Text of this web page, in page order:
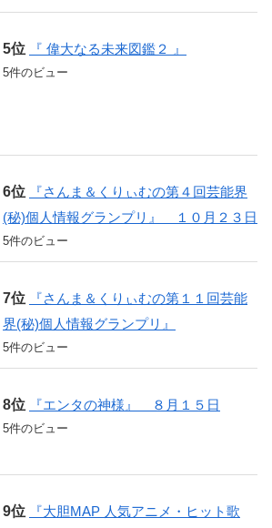
『 偉大なる未来図鑑２ 』
5件のビュー
『さんま＆くりぃむの第４回芸能界
(秘)個人情報グランプリ』 １０月２３日
5件のビュー
『さんま＆くりぃむの第１１回芸能
界(秘)個人情報グランプリ』
5件のビュー
『エンタの神様』 ８月１５日
5件のビュー
『大胆MAP 人気アニメ・ヒット歌